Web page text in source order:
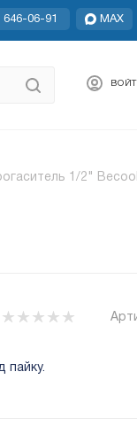
646-06-91 MAX
1/2"
пайку.